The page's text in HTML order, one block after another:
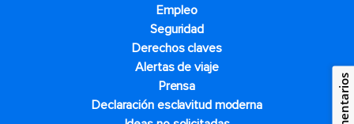
Empleo
Seguridad
Derechos claves
Alertas de viaje
Prensa
Declaración esclavitud moderna
Comentarios